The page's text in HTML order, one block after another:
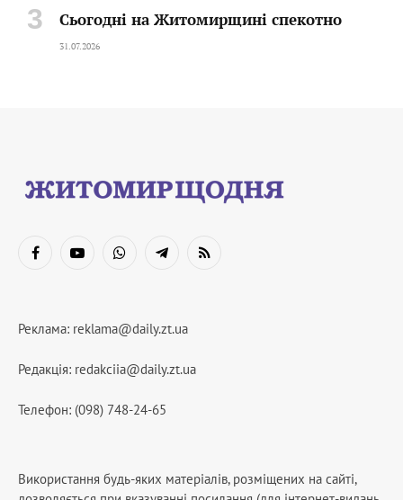
Сьогодні на Житомирщині спекотно
31.07.2026
FacebookYouTubeWhatsAppTelegramRSS
Реклама: reklama@daily.zt.ua
Редакція: redakciia@daily.zt.ua
Телефон: (098) 748-24-65
Використання будь-яких матеріалів, розміщених на сайті,